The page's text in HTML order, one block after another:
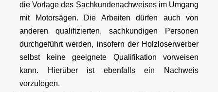
die Vorlage des Sachkundenachweises im Umgang
mit Motorsägen. Die Arbeiten dürfen auch von
anderen qualifizierten, sachkundigen Personen
durchgeführt werden, insofern der Holzloserwerber
selbst keine geeignete Qualifikation vorweisen
kann. Hierüber ist ebenfalls ein Nachweis
vorzulegen.